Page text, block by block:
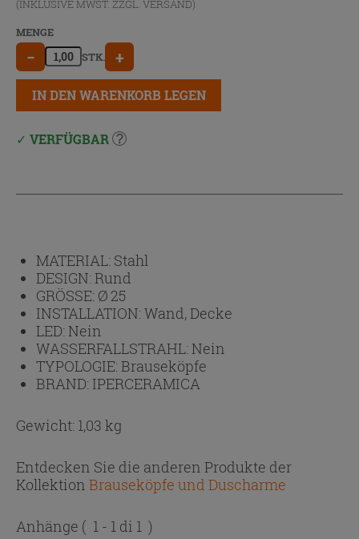
(INKLUSIVE MWST. ZZGL. VERSAND)
MENGE
− STK. +
IN DEN WARENKORB LEGEN
VERFÜGBAR
MATERIAL: Stahl
DESIGN:Rund
GRÖSSE: Ø 25
INSTALLATION:Wand, Decke
LED:Nein
WASSERFALLSTRAHL:Nein
TYPOLOGIE:Brauseköpfe
BRAND: IPERCERAMICA
Gewicht: 1,03 kg
Entdecken Sie die anderen Produkte der
Kollektion Brauseköpfe und Duscharme
Anhänge ( 1 - 1 di 1 )